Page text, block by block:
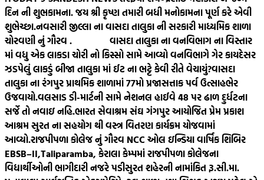
દિન ની શુભકામના. જય શ્રી કૃષ્ણ તમારી બધી મનોકામના પૂર્ણ કરે એવી
શુભેચ્છા.નવસારી જીલ્લા ના વાસદા તાલુકા ની સરકારી માધ્યમિક શાળા
ચોરવણી નું ગૌરવ . વાસદા તાલુકા ના વનવિભાગ ના વિસ્તાર
માં વધુ એક લાકડા ચોરી નો કિસ્સો સામે આવ્યો વનવિભાગે ગેર કાયદેસર
ઝડપેલું લાકડું બીજા તાલુકા માં ઈટ ના ભટ્ટે કેવી રીતે વેચાયું?વાસદા
તાલુકા ના રંગપુર પ્રાથમિક શાળામાં 77મો પ્રજાસત્તાક પર્વ ઉત્સાહભેર
ઉજવાયો.વલસાડ ડી-માર્ટની સામે નેશનલ હાઈવે 48 પર ઢાળ દુર્ધટના
સર્જે તો નવાઇ નહિ.ભારત સેવાશ્રમ સંઘ ગંગપુર આયોજિત પ્રેમ પ્રકાશ
આશ્રમ સુરત ના સહયોગ થી વસ્ત્ર વિતરણ કાર્યક્રમ યોજવામાં
આવ્યો.રાજપીપળા કોલેજ નું ગૌરવ NCC ઓલ ઇન્ડિયા વાર્ષિક શિબિર
EBSB–II,Taliparamba, કેરાલા કેમ્પમાં રાજપીપળા કોલેજના
વિદ્યાર્થીઓની ભાગીદારી નજરે પડીસુરત શહેરની નામાંકિત રૂ.સી.મા.